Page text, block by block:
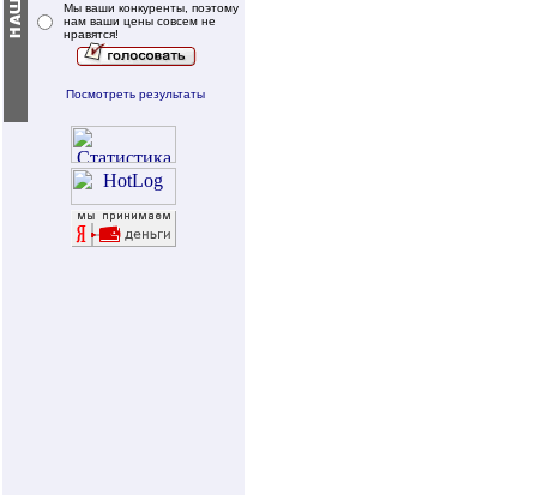
Мы ваши конкуренты, поэтому
нам ваши цены совсем не
нравятся!
Посмотреть результаты